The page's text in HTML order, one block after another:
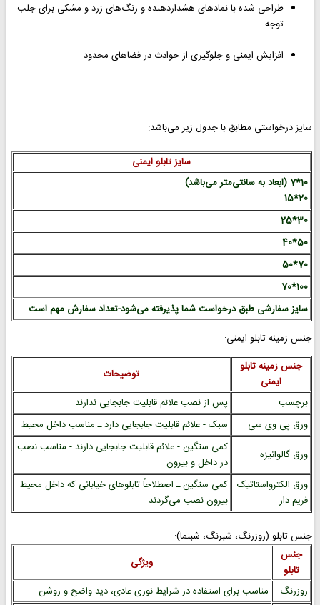
طراحی شده با نمادهای هشداردهنده و رنگ‌های زرد و مشکی برای جلب
توجه
افزایش ایمنی و جلوگیری از حوادث در فضاهای محدود
سایز درخواستی مطابق با جدول زیر می‌باشد:
سایز تابلو ایمنی
10*7 (ابعاد به سانتی‌متر می‌باشد)
20*15
30*25
50*40
70*50
100*70
سایز سفارشی طبق درخواست شما پذیرفته می‌شود-تعداد سفارش مهم است
جنس زمینه تابلو ایمنی:
جنس زمینه تابلو
ایمنی
توضیحات
برچسب
پس از نصب علائم قابلیت جابجایی ندارند
ورق پی وی سی
سبک - علائم قابلیت جابجایی دارد ـ مناسب داخل محیط
ورق گالوانیزه
کمی سنگین - علائم قابلیت جابجایی دارند - مناسب نصب
در داخل و بیرون
ورق الکترواستاتیک
فریم دار
کمی سنگین ـ اصطلاحاً تابلوهای خیابانی که داخل محیط
بیرون نصب می‌گردند
جنس تابلو (روزرنگ، شبرنگ، شبنما):
جنس
تابلو
ویژگی
روزرنگ
مناسب برای استفاده در شرایط نوری عادی، دید واضح و روشن